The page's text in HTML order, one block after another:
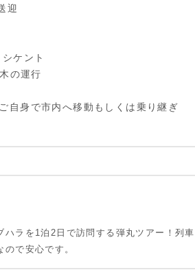
迎
ケント
の運行
自身で市内へ移動もしくは乗り継ぎ
ラを1泊2日で訪問する弾丸ツアー！列車
で安心です。